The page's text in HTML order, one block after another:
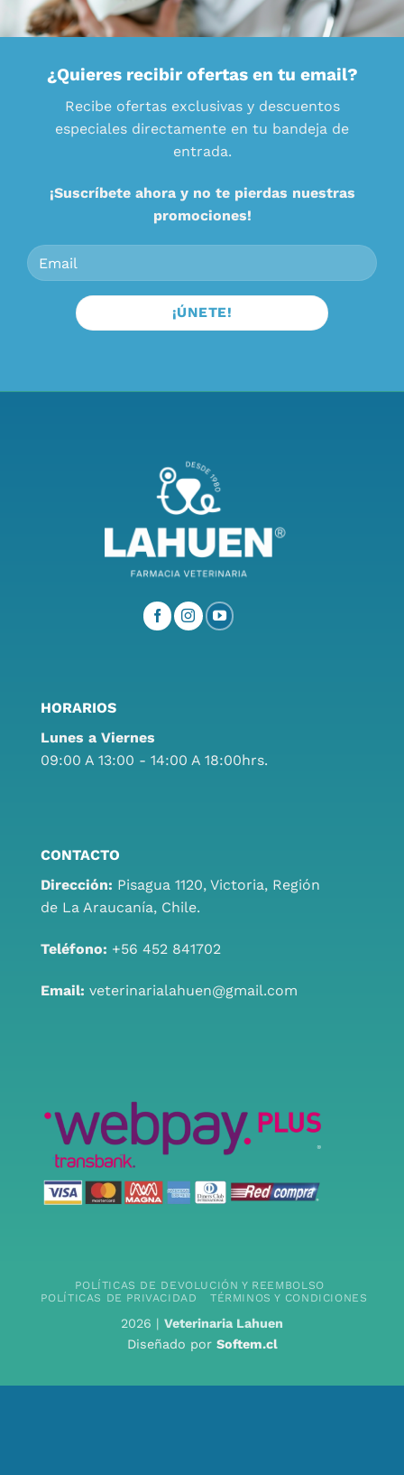
¿Quieres recibir ofertas en tu email?
Recibe ofertas exclusivas y descuentos
especiales directamente en tu bandeja de
entrada.
¡Suscríbete ahora y no te pierdas nuestras
promociones!
HORARIOS
Lunes a Viernes
09:00 A 13:00 - 14:00 A 18:00hrs.
CONTACTO
Dirección: Pisagua 1120, Victoria, Región
de La Araucanía, Chile.
Teléfono: +56 452 841702
Email: veterinarialahuen@gmail.com
POLÍTICAS DE DEVOLUCIÓN Y REEMBOLSO
POLÍTICAS DE PRIVACIDAD
TÉRMINOS Y CONDICIONES
2026 | Veterinaria Lahuen
Diseñado por Softem.cl